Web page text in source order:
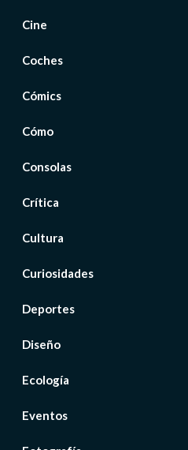
Cine
Coches
Cómics
Cómo
Consolas
Crítica
Cultura
Curiosidades
Deportes
Diseño
Ecología
Eventos